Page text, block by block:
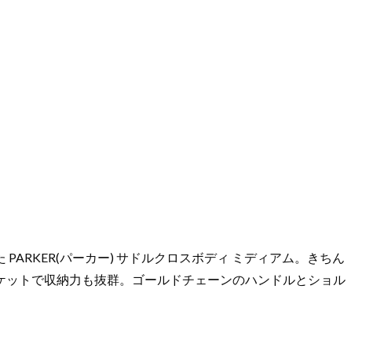
パーカー) サドルクロスボディ ミディアム。きちん
トで収納力も抜群。ゴールドチェーンのハンドルとショル